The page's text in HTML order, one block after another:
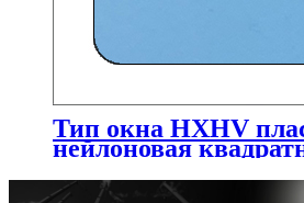
Тип окна HXHV
нейлоновая
прокладка для
подшипника